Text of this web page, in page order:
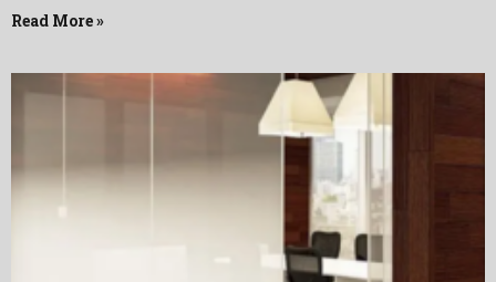
Read More »